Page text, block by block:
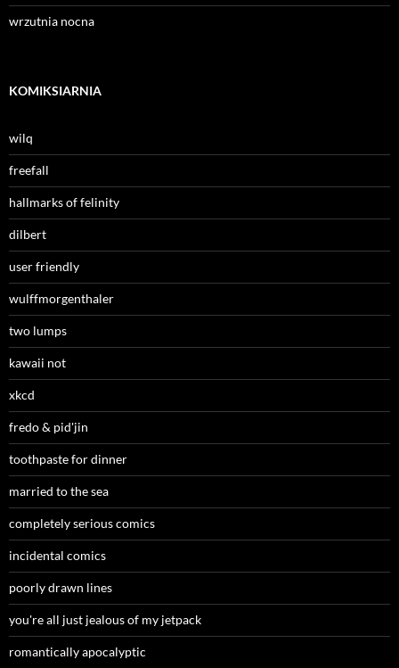
wrzutnia nocna
KOMIKSIARNIA
wilq
freefall
hallmarks of felinity
dilbert
user friendly
wulffmorgenthaler
two lumps
kawaii not
xkcd
fredo & pid'jin
toothpaste for dinner
married to the sea
completely serious comics
incidental comics
poorly drawn lines
you're all just jealous of my jetpack
romantically apocalyptic